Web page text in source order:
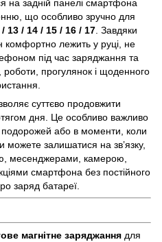
на задній панелі смартфона
що особливо зручно для
13 / 14 / 15 / 16 / 17. Завдяки
лежить у руці, не
під час заряджання та
роботи, прогулянок і щоденного
суттєво продовжити
дня. Це особливо важливо
подорожей або в моменти, коли
можете залишатися на зв’язку,
месенджерами, камерою,
смартфона без постійного
заряд батареї.
магнітне заряджання для